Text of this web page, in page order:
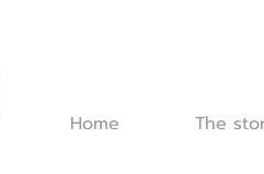
Home The